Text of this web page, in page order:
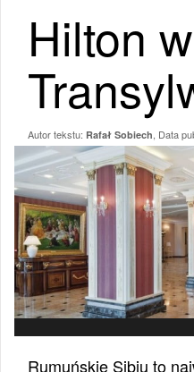
Hilton
Autor tekstu: Rafał Sobiech , Data
Rumuńskie Sibiu to